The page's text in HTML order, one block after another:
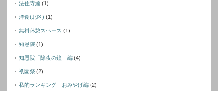
法住寺編 (1)
洋食(北区) (1)
無料休憩スペース (1)
知恩院 (1)
知恩院「除夜の鐘」編 (4)
祇園祭 (2)
私的ランキング おみやげ編 (2)